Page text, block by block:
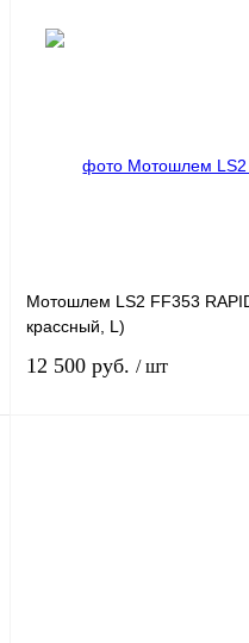
Мотошлем LS2 FF353
крассный, L)
12 500 руб. / шт